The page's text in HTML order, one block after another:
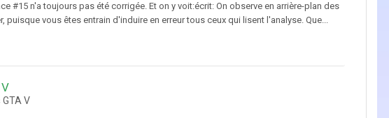
#15 n'a toujours pas été corrigée. Et on y voit:écrit: On observe en arrière-plan des
puisque vous êtes entrain d'induire en erreur tous ceux qui lisent l'analyse. Que...
GTA V